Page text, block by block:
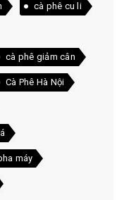
cà phê cu li
cà phê giảm cân
Cà Phê Hà Nội
máy